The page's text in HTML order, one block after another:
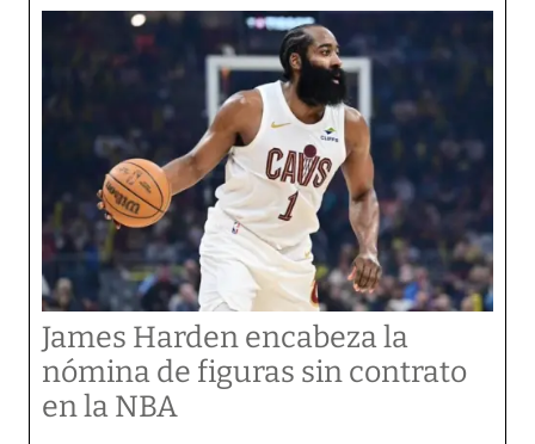
James Harden encabeza la
nómina de figuras sin contrato
en la NBA